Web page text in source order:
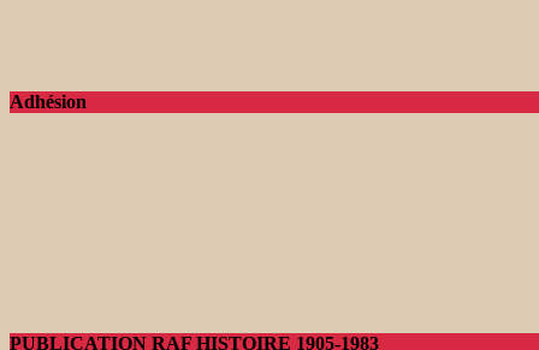
Adhésion
PUBLICATION RAF HISTOIRE 1905-1983